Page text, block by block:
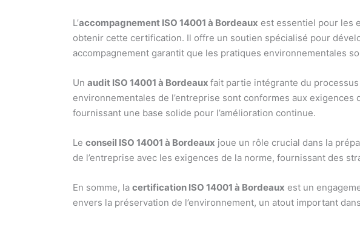
L’accompagnement ISO 14001 à Bordeaux est essentiel pour les
obtenir cette certification. Il offre un soutien spécialisé pour
accompagnement garantit que les pratiques environnementales
Unaudit ISO 14001 à Bordeauxfait partie intégrante du
environnementales de l’entreprise sont conformes aux
fournissant une base solide pour l’amélioration continue.
Leconseil ISO 14001 à Bordeaux joue un rôle crucial dans la
de l’entreprise avec les exigences de la norme, fournissant des
En somme, lacertification ISO 14001 à Bordeaux est un
envers la préservation de l’environnement, un atout important